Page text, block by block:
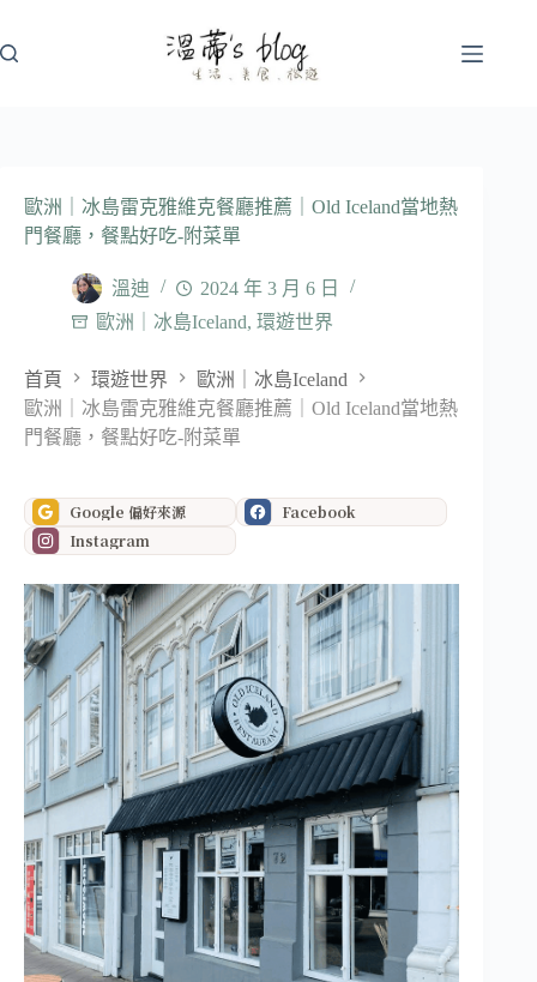
至
歐洲｜冰島雷克雅維克餐廳推薦｜Old Iceland當地熱
門餐廳，餐點好吃-附菜單
溫迪
2024 年 3 月 6 日
歐洲｜冰島Iceland, 環遊世界
首頁 環遊世界
歐洲｜冰島Iceland
歐洲｜冰島雷克雅維克餐廳推薦｜Old Iceland當地熱
門餐廳，餐點好吃-附菜單
Google 偏好來源
Facebook
Instagram